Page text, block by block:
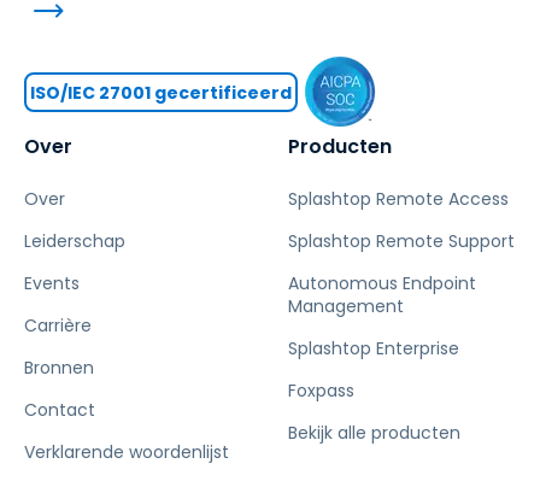
Over
Over
Leiderschap
Events
Carrière
Bronnen
Contact
Verklarende woordenlijst
Producten
Splashtop Remote Access
Splashtop Remote Support
Autonomous Endpoint
Management
Splashtop Enterprise
Foxpass
Bekijk alle producten
ISO/IEC 27001 gecertificeerd